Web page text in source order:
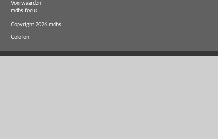
Voorwaarden
mdbs focus
Copyright 2026 mdbs
Colofon